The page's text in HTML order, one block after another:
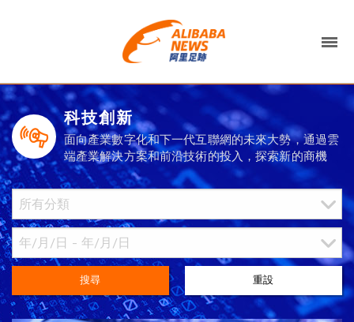
科技創新
面向產業數字化和下一代互聯網的未來大勢，通過雲
端產業解決方案和前沿技術的投入，探索新的商機
搜尋 重設